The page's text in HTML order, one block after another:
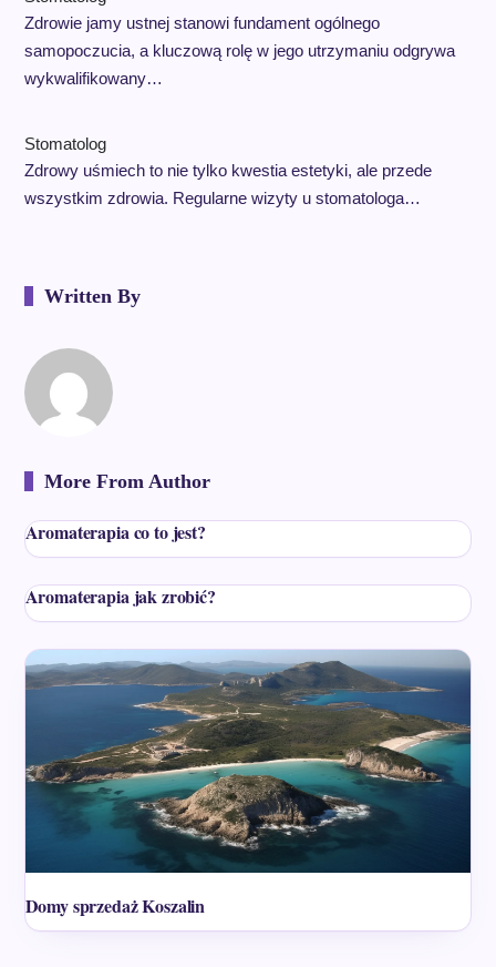
Zdrowie jamy ustnej stanowi fundament ogólnego
samopoczucia, a kluczową rolę w jego utrzymaniu odgrywa
wykwalifikowany…
Stomatolog
Zdrowy uśmiech to nie tylko kwestia estetyki, ale przede
wszystkim zdrowia. Regularne wizyty u stomatologa…
Written By
More From Author
Aromaterapia co to jest?
Aromaterapia jak zrobić?
Domy sprzedaż Koszalin